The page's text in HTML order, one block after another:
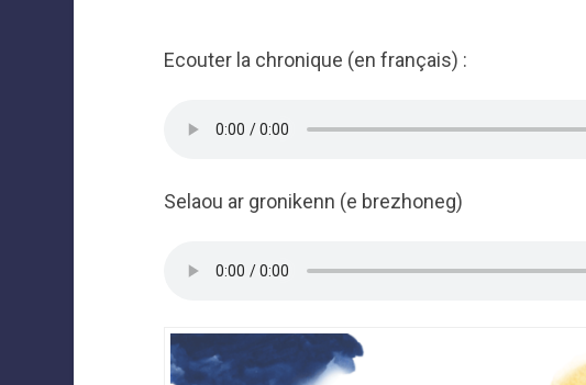
Ecouter la chronique (en français) :
Selaou ar gronikenn (e brezhoneg)